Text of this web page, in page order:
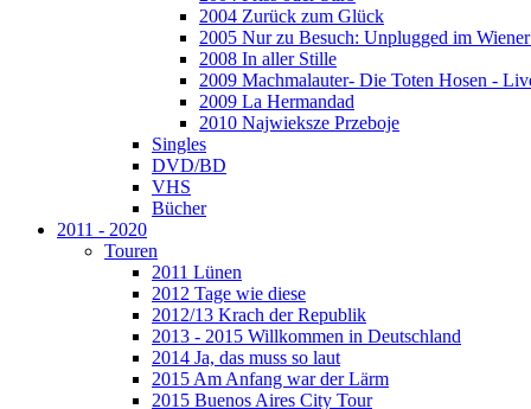
2004 Zurück zum Glück
2005 Nur zu Besuch: Unplugged im
2008 In aller Stille
2009 Machmalauter- Die Toten Hosen -
2009 La Hermandad
2010 Najwieksze Przeboje
Singles
DVD/BD
VHS
Bücher
2011 - 2020
Touren
2011 Lünen
2012 Tage wie diese
2012/13 Krach der Republik
2013 - 2015 Willkommen in Deutschland
2014 Ja, das muss so laut
2015 Am Anfang war der Lärm
2015 Buenos Aires City Tour